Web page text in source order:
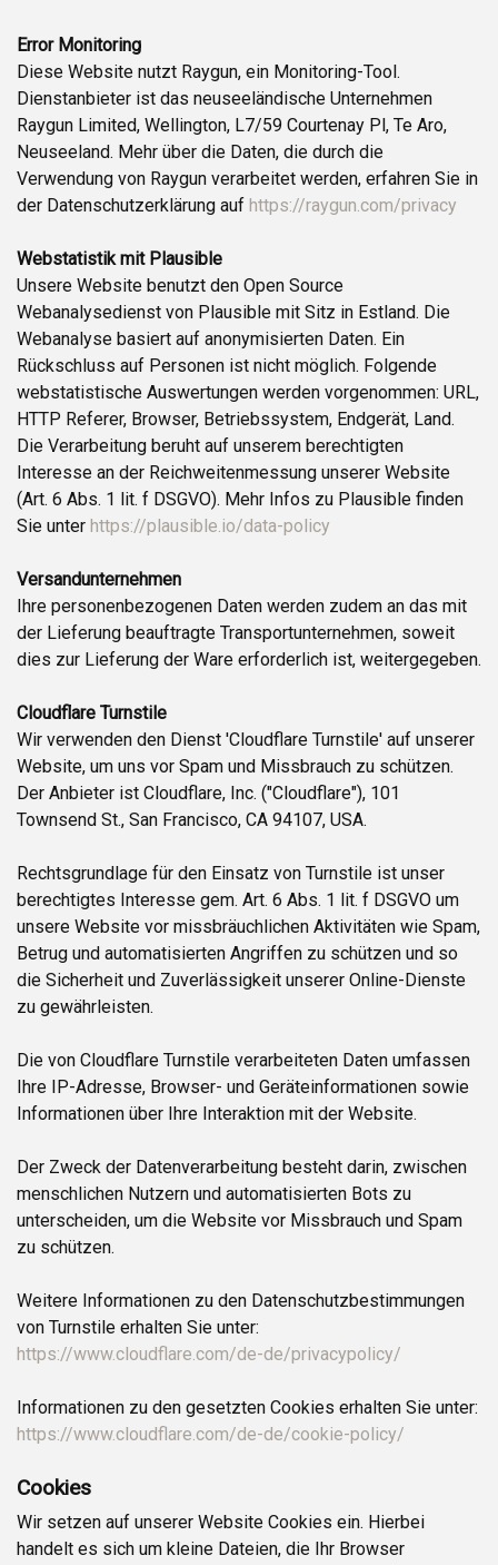
Error Monitoring
Diese Website nutzt Raygun, ein Monitoring-Tool.
Dienstanbieter ist das neuseeländische Unternehmen
Raygun Limited, Wellington, L7/59 Courtenay Pl, Te Aro,
Neuseeland. Mehr über die Daten, die durch die
Verwendung von Raygun verarbeitet werden, erfahren Sie in
der Datenschutzerklärung auf https://raygun.com/privacy
Webstatistik mit Plausible
Unsere Website benutzt den Open Source
Webanalysedienst von Plausible mit Sitz in Estland. Die
Webanalyse basiert auf anonymisierten Daten. Ein
Rückschluss auf Personen ist nicht möglich. Folgende
webstatistische Auswertungen werden vorgenommen: URL,
HTTP Referer, Browser, Betriebssystem, Endgerät, Land.
Die Verarbeitung beruht auf unserem berechtigten
Interesse an der Reichweitenmessung unserer Website
(Art. 6 Abs. 1 lit. f DSGVO). Mehr Infos zu Plausible finden
Sie unter https://plausible.io/data-policy
Versandunternehmen
Ihre personenbezogenen Daten werden zudem an das mit
der Lieferung beauftragte Transportunternehmen, soweit
dies zur Lieferung der Ware erforderlich ist, weitergegeben.
Cloudflare Turnstile
Wir verwenden den Dienst 'Cloudflare Turnstile' auf unserer
Website, um uns vor Spam und Missbrauch zu schützen.
Der Anbieter ist Cloudflare, Inc. ("Cloudflare"), 101
Townsend St., San Francisco, CA 94107, USA.
Rechtsgrundlage für den Einsatz von Turnstile ist unser
berechtigtes Interesse gem. Art. 6 Abs. 1 lit. f DSGVO um
unsere Website vor missbräuchlichen Aktivitäten wie Spam,
Betrug und automatisierten Angriffen zu schützen und so
die Sicherheit und Zuverlässigkeit unserer Online-Dienste
zu gewährleisten.
Die von Cloudflare Turnstile verarbeiteten Daten umfassen
Ihre IP-Adresse, Browser- und Geräteinformationen sowie
Informationen über Ihre Interaktion mit der Website.
Der Zweck der Datenverarbeitung besteht darin, zwischen
menschlichen Nutzern und automatisierten Bots zu
unterscheiden, um die Website vor Missbrauch und Spam
zu schützen.
Weitere Informationen zu den Datenschutzbestimmungen
von Turnstile erhalten Sie unter:
https://www.cloudflare.com/de-de/privacypolicy/
Informationen zu den gesetzten Cookies erhalten Sie unter:
https://www.cloudflare.com/de-de/cookie-policy/
Cookies
Wir setzen auf unserer Website Cookies ein. Hierbei
handelt es sich um kleine Dateien, die Ihr Browser